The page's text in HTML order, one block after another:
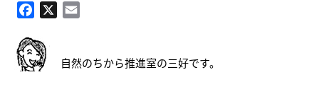
Facebook
自然のちから推進室の三好です。